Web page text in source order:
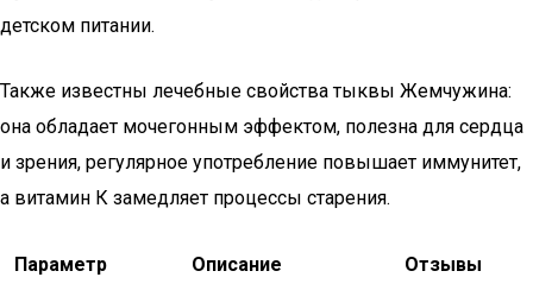
детском питании.
Также известны лечебные свойства тыквы Жемчужина:
она обладает мочегонным эффектом, полезна для сердца
и зрения, регулярное употребление повышает иммунитет,
а витамин К замедляет процессы старения.
Параметр Описание Отзывы